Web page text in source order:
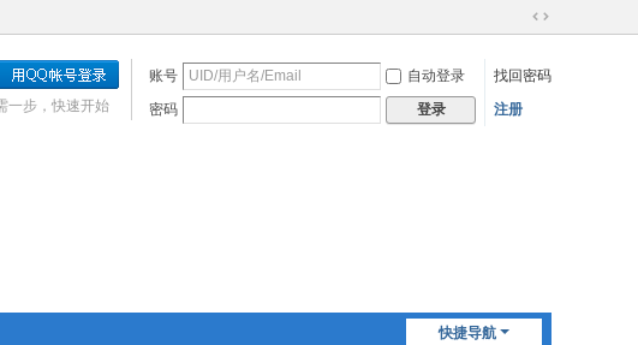
切
到
账号 自动登录
找回密码
密码
登录 注册
一步，快速开始
快捷导航